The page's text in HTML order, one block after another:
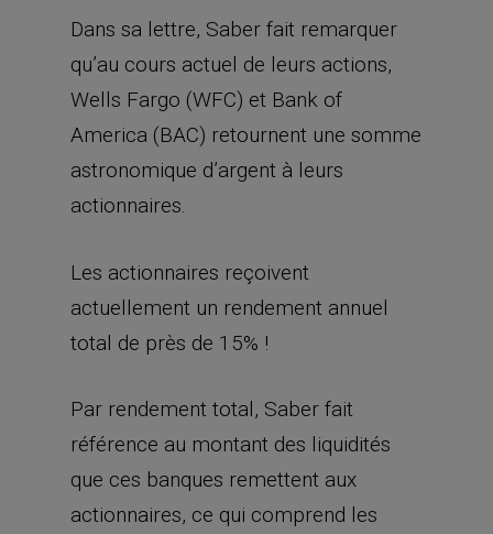
Dans sa lettre, Saber fait remarquer
qu’au cours actuel de leurs actions,
Wells Fargo (WFC) et Bank of
America (BAC) retournent une somme
astronomique d’argent à leurs
actionnaires.
Les actionnaires reçoivent
actuellement un rendement annuel
total de près de 15% !
Par rendement total, Saber fait
référence au montant des liquidités
que ces banques remettent aux
actionnaires, ce qui comprend les